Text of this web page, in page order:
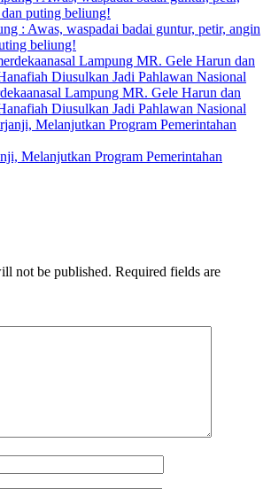
: Awas, waspadai badai guntur, petir, angin
beliung!
Lampung MR. Gele Harun dan
Diusulkan Jadi Pahlawan Nasional
Melanjutkan Program Pemerintahan
not be published. Required fields are